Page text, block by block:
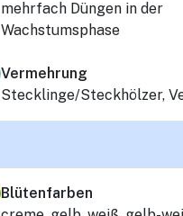
mehrfach Düngen in der
Wachstumsphase
Vermehrung
Stecklinge/Steckhölzer,
Blütenfarben